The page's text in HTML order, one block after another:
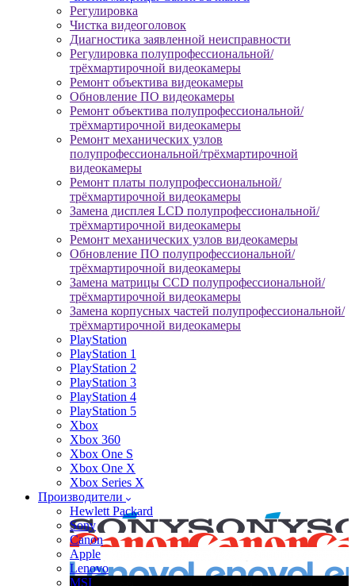
Регулировка
Чистка видеоголовок
Диагностика заявленной неисправности
Регулировка полупрофессиональной/
трёхмартирочной видеокамеры
Ремонт объектива видеокамеры
Обновление ПО видеокамеры
Ремонт объектива полупрофессиональной/
трёхмартирочной видеокамеры
Ремонт механических узлов
полупрофессиональной/трёхмартирочной
видеокамеры
Ремонт платы полупрофессиональной/
трёхмартирочной видеокамеры
Замена дисплея LCD полупрофессиональной/
трёхмартирочной видеокамеры
Ремонт механических узлов видеокамеры
Обновление ПО полупрофессиональной/
трёхмартирочной видеокамеры
Замена матрицы CCD полупрофессиональной/
трёхмартирочной видеокамеры
Замена корпусных частей полупрофессиональной/
трёхмартирочной видеокамеры
PlayStation
PlayStation 1
PlayStation 2
PlayStation 3
PlayStation 4
PlayStation 5
Xbox
Xbox 360
Xbox One S
Xbox One X
Xbox Series X
Производители
Hewlett Packard
Sony
Canon
Apple
Lenovo
MSI